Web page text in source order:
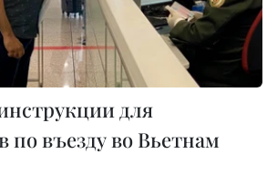
для
по въезду во Вьетнам